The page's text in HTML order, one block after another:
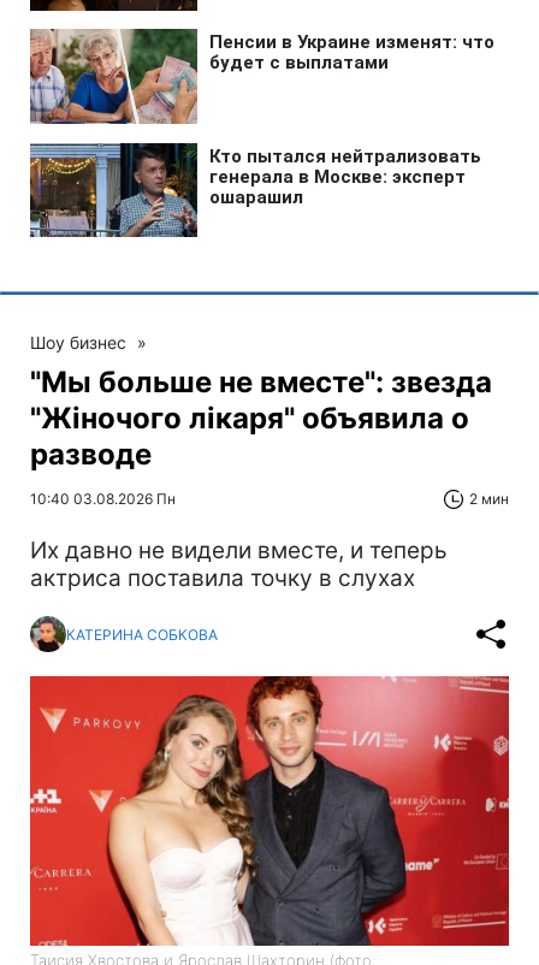
Шоу бизнес »
"Мы больше не вместе": звезда
"Жіночого лікаря" объявила о
разводе
10:40 03.08.2026 Пн 2 мин
Их давно не видели вместе, и теперь
актриса поставила точку в слухах
КАТЕРИНА СОБКОВА
Таисия Хвостова и Ярослав Шахторин (фото: